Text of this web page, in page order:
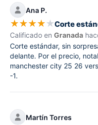
Ana P.
★★★★★Corte
Calificado en Granada
Corte estándar, sin
delante. Por el precio,
manchester city 25 26
-1.
Martín Torres